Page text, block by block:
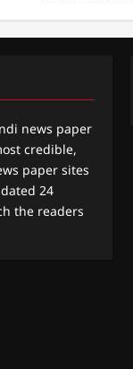
news paper
credible,
paper sites
24
the readers